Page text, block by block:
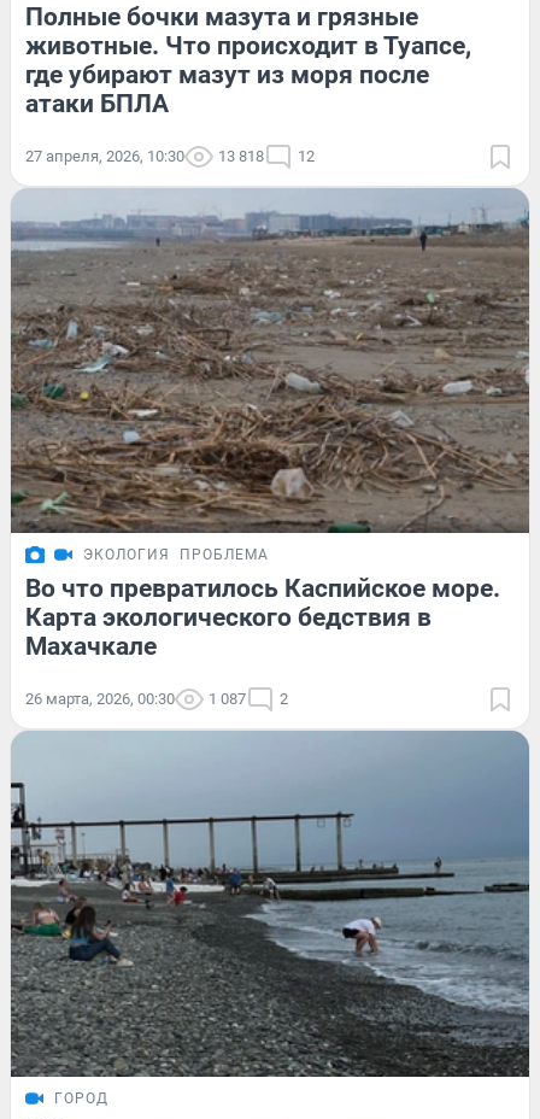
Полные бочки мазута и грязные
животные. Что происходит в Туапсе,
где убирают мазут из моря после
атаки БПЛА
27 апреля, 2026, 10:30 13 818 12
ЭКОЛОГИЯ ПРОБЛЕМА
Во что превратилось Каспийское море.
Карта экологического бедствия в
Махачкале
26 марта, 2026, 00:30 1 087 2
ГОРОД